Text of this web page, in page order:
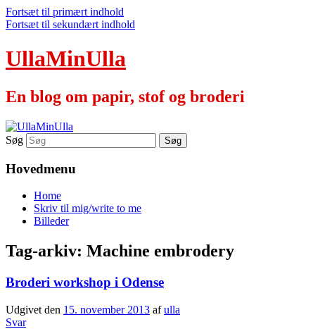
Fortsæt til primært indhold
Fortsæt til sekundært indhold
UllaMinUlla
En blog om papir, stof og broderi
Søg
Hovedmenu
Home
Skriv til mig/write to me
Billeder
Tag-arkiv: Machine embrodery
Broderi workshop i Odense
Udgivet den 15. november 2013 afulla
Svar